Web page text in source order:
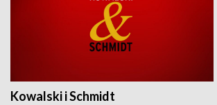
Kowalski i Schmidt